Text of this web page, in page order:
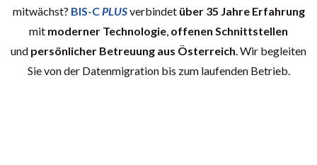
mitwächst? BIS-CPLUSverbindet über 35 Jahre Erfahrung
mit moderner Technologie, offenen Schnittstellen
und persönlicher Betreuung aus Österreich. Wir begleiten
Sie von der Datenmigration bis zum laufenden Betrieb.